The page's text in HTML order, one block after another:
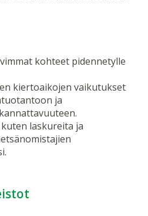
kohteet pidennetylle
kiertoaikojen vaikutukset
ja
laskureita ja